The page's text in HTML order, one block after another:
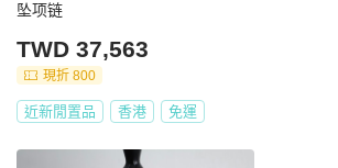
坠项链
TWD 37,563
現折 800
近新閒置品 香港 免運